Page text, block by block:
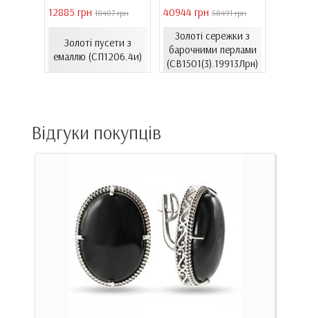
12885 грн 18407 грн
Золоті пусети з
емаллю (СП1206.4и)
40944 грн 58491 грн
Золоті сережки з
барочними перлами
(СВ1501(3).19913Лрн)
Відгуки покупців